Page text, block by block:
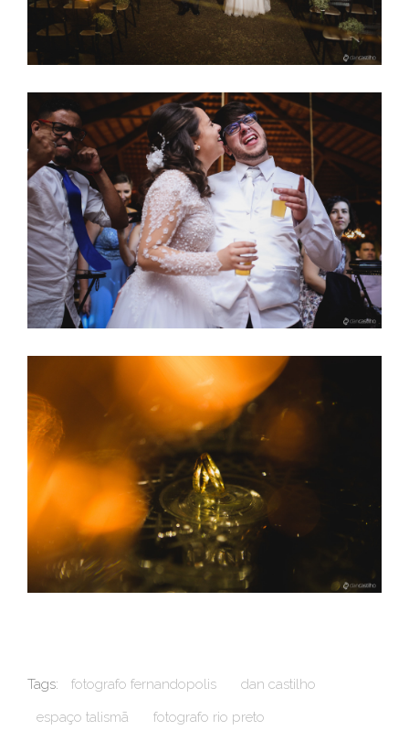
Tags: fotografo fernandopolis
dan castilho
espaço talismã
fotografo rio preto